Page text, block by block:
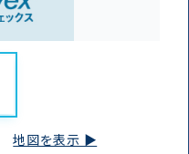
1地図を表示 ▶︎